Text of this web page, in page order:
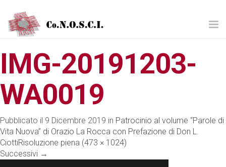
IMG-20191203-
WA0019
Pubblicato il 9 Dicembre 2019 in Patrocinio al volume “Parole di
Vita Nuova” di Orazio La Rocca con Prefazione di Don L.
CiottiRisoluzione piena (473 × 1024)
Successivi →